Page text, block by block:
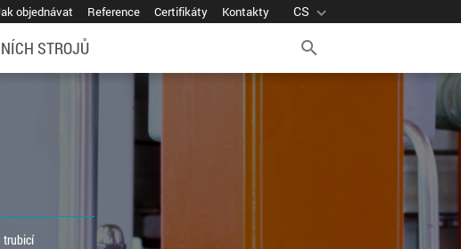
objednávat Reference Certifikáty Kontakty CS expand_more
STROJŮ search
trubicí